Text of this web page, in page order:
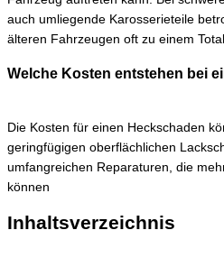
auch umliegende Karosserieteile
älteren Fahrzeugen oft zu einem
Welche Kosten entstehen bei
Die Kosten für einen Heckschaden
geringfügigen oberflächlichen
umfangreichen Reparaturen, die
können​
Inhaltsverzeichnis